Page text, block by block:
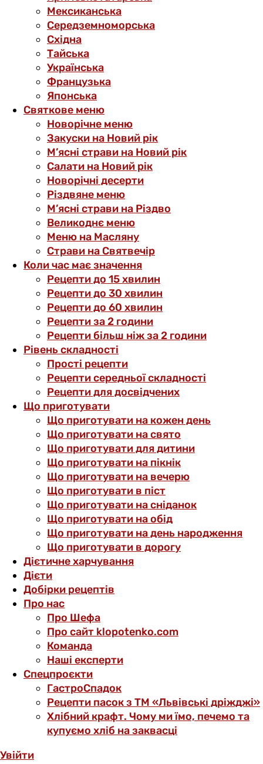
Мексиканська
Середземноморська
Східна
Тайська
Українська
Французька
Японська
Святкове меню
Новорічне меню
Закуски на Новий рік
М’ясні страви на Новий рік
Салати на Новий рік
Новорічні десерти
Різдвяне меню
М’ясні страви на Різдво
Великоднє меню
Меню на Масляну
Страви на Святвечір
Коли час має значення
Рецепти до 15 хвилин
Рецепти до 30 хвилин
Рецепти до 60 хвилин
Рецепти за 2 години
Рецепти більш ніж за 2 години
Рівень складності
Прості рецепти
Рецепти середньої складності
Рецепти для досвідчених
Що приготувати
Що приготувати на кожен день
Що приготувати на свято
Що приготувати для дитини
Що приготувати на пікнік
Що приготувати на вечерю
Що приготувати в піст
Що приготувати на сніданок
Що приготувати на обід
Що приготувати на день народження
Що приготувати в дорогу
Дієтичне харчування
Дієти
Добірки рецептів
Про нас
Про Шефа
Про сайт klopotenko.com
Команда
Наші експерти
Спецпроєкти
ГастроСпадок
Рецепти пасок з ТМ «Львівські дріжджі»
Хлібний крафт. Чому ми їмо, печемо та
купуємо хліб на заквасці
Увійти